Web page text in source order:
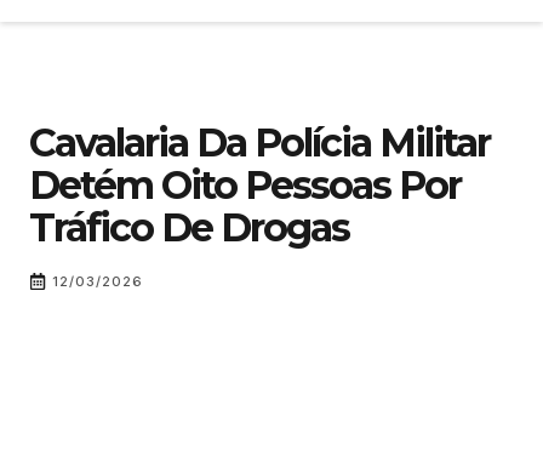
Cavalaria Da Polícia Militar
Detém Oito Pessoas Por
Tráfico De Drogas
12/03/2026